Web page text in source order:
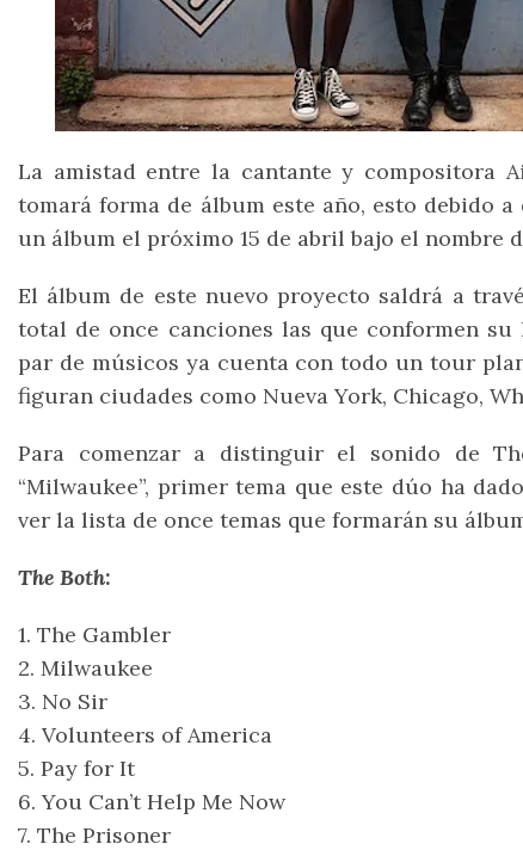
La amistad entre la cantante y compositora
tomará forma de álbum este año, esto debido
un álbum el próximo 15 de abril bajo el nombre
El álbum de este nuevo proyecto saldrá a
total de once canciones las que conformen su
par de músicos ya cuenta con todo un tour
figuran ciudades como Nueva York, Chicago,
Para comenzar a distinguir el sonido de
“Milwaukee”, primer tema que este dúo ha
ver la lista de once temas que formarán su
The Both:
1. The Gambler
2. Milwaukee
3. No Sir
4. Volunteers of America
5. Pay for It
6. You Can’t Help Me Now
7. The Prisoner